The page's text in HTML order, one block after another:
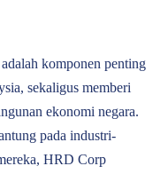
komponen penting
sekaligus memberi
ekonomi negara.
pada industri-
HRD Corp